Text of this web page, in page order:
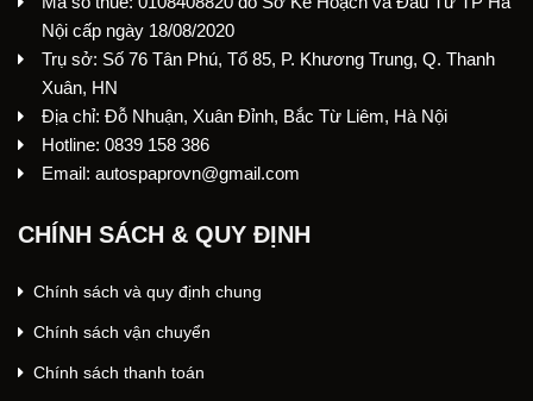
Nội cấp ngày 18/08/2020
Trụ sở: Số 76 Tân Phú, Tổ 85, P. Khương Trung, Q. Thanh
Xuân, HN
Địa chỉ: Đỗ Nhuận, Xuân Đỉnh, Bắc Từ Liêm, Hà Nội
Hotline: 0839 158 386
Email: autospaprovn@gmail.com
CHÍNH SÁCH & QUY ĐỊNH
Chính sách và quy định chung
Chính sách vận chuyển
Chính sách thanh toán